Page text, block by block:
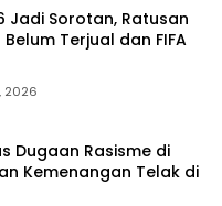
Jadi Sorotan, Ratusan
Terjual dan FIFA
2026
Dugaan Rasisme di
Kemenangan Telak di